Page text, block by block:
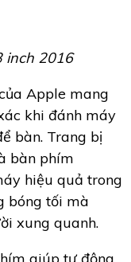
inch 2016
Apple mang
khi đánh máy
bàn. Trang bị
bàn phím
hiệu quả trong
bóng tối mà
xung quanh.
giúp tự động